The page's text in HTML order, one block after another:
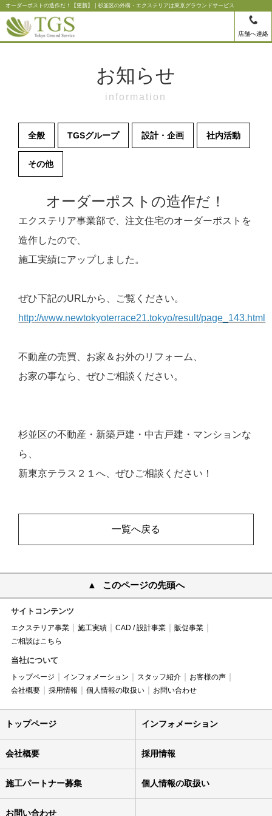
オーダーポストの造作だ！【更新】 | 杉並区の外構・エクステリアは東京グラウンドサービス
店舗へ連絡
お知らせ
information
全般 TGSグループ 設計・企画 社内活動
その他
オーダーポストの造作だ！
エクステリア事業部で、注文住宅のオーダーポストを
造作したので、
施工実績にアップしました。
ぜひ下記のURLから、ご覧ください。
http://www.newtokyoterrace21.tokyo/result/page_143.html
不動産の売買、お家＆お外のリフォーム、
お家の事なら、ぜひご相談ください。
杉並区の不動産・新築戸建・中古戸建・マンションな
ら、
新東京テラス２１へ、ぜひご相談ください！
一覧へ戻る
このページの先頭へ
サイトコンテンツ
エクステリア事業 施工実績 CAD / 設計事業
販促事業
ご相談はこちら
当社について
トップページ インフォメーション スタッフ紹介
お客様の声
会社概要
採用情報 個人情報の取扱い お問い合わせ
トップページ インフォメーション
会社概要 採用情報
施工パートナー募集 個人情報の取扱い
お問い合わせ